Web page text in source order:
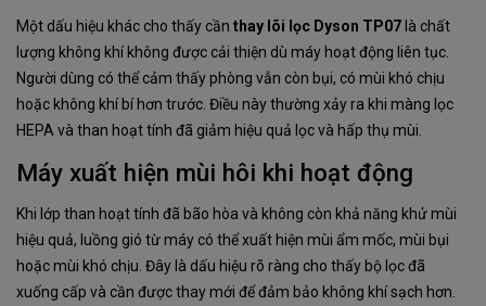
Một dấu hiệu khác cho thấy cần thay lõi lọc Dyson TP07 là chất
lượng không khí không được cải thiện dù máy hoạt động liên tục.
Người dùng có thể cảm thấy phòng vẫn còn bụi, có mùi khó chịu
hoặc không khí bí hơn trước. Điều này thường xảy ra khi màng lọc
HEPA và than hoạt tính đã giảm hiệu quả lọc và hấp thụ mùi.
Máy xuất hiện mùi hôi khi hoạt động
Khi lớp than hoạt tính đã bão hòa và không còn khả năng khử mùi
hiệu quả, luồng gió từ máy có thể xuất hiện mùi ẩm mốc, mùi bụi
hoặc mùi khó chịu. Đây là dấu hiệu rõ ràng cho thấy bộ lọc đã
xuống cấp và cần được thay mới để đảm bảo không khí sạch hơn.